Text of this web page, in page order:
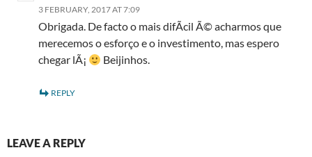
3 FEBRUARY, 2017 AT 7:09
Obrigada. De facto o mais difÃ­cil Ã© acharmos que
merecemos o esforço e o investimento, mas espero
chegar lÃ¡
Beijinhos.
REPLY
LEAVE A REPLY